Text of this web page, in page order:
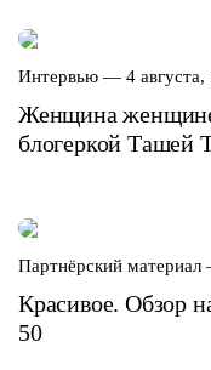
Интервью — 4 августа,
Женщина
блогеркой Ташей
Партнёрский
Красивое. Обзор
50